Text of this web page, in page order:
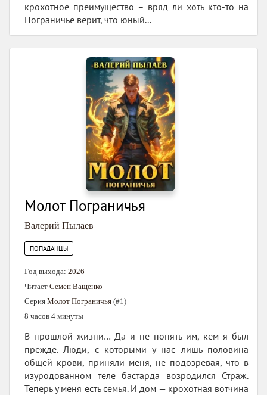
крохотное преимущество – вряд ли хоть кто-то на
Пограничье верит, что юный...
Молот Пограничья
Валерий Пылаев
ПОПАДАНЦЫ
Год выхода: 2026
Читает Семен Ващенко
Серия Молот Пограничья (#1)
8 часов 4 минуты
В прошлой жизни… Да и не понять им, кем я был
прежде. Люди, с которыми у нас лишь половина
общей крови, приняли меня, не подозревая, что в
изуродованном теле бастарда возродился Страж.
Теперь у меня есть семья. И дом — крохотная вотчина